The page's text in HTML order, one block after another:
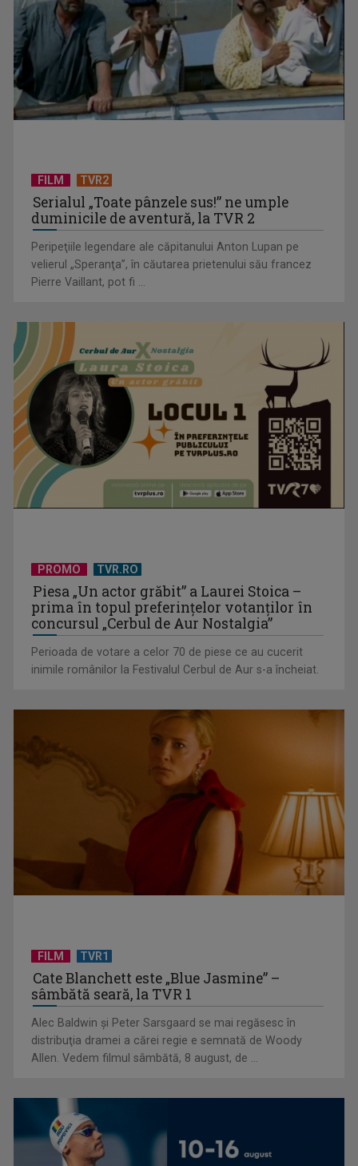
TVR lansează un apel pentru proiecte de emisiuni
la TVR 1
Federația SANITAS suspendă temporar greva generală din
sistemul sanitar
„E cool să fii cult!”, în curând la TVR 1 și TVR 2
FILM TVR2
Serialul „Toate pânzele sus!” ne umple
duminicile de aventură, la TVR 2
Peripeţiile legendare ale căpitanului Anton Lupan pe
velierul „Speranţa”, în căutarea prietenului său francez
Pierre Vaillant, pot fi ...
PROMO TVR.RO
Piesa „Un actor grăbit” a Laurei Stoica –
prima în topul preferinţelor votanţilor în
concursul „Cerbul de Aur Nostalgia”
Perioada de votare a celor 70 de piese ce au cucerit
inimile românilor la Festivalul Cerbul de Aur s-a încheiat.
FILM TVR1
Cate Blanchett este „Blue Jasmine” –
sâmbătă seară, la TVR 1
Alec Baldwin şi Peter Sarsgaard se mai regăsesc în
distribuţia dramei a cărei regie e semnată de Woody
Allen. Vedem filmul sâmbătă, 8 august, de ...